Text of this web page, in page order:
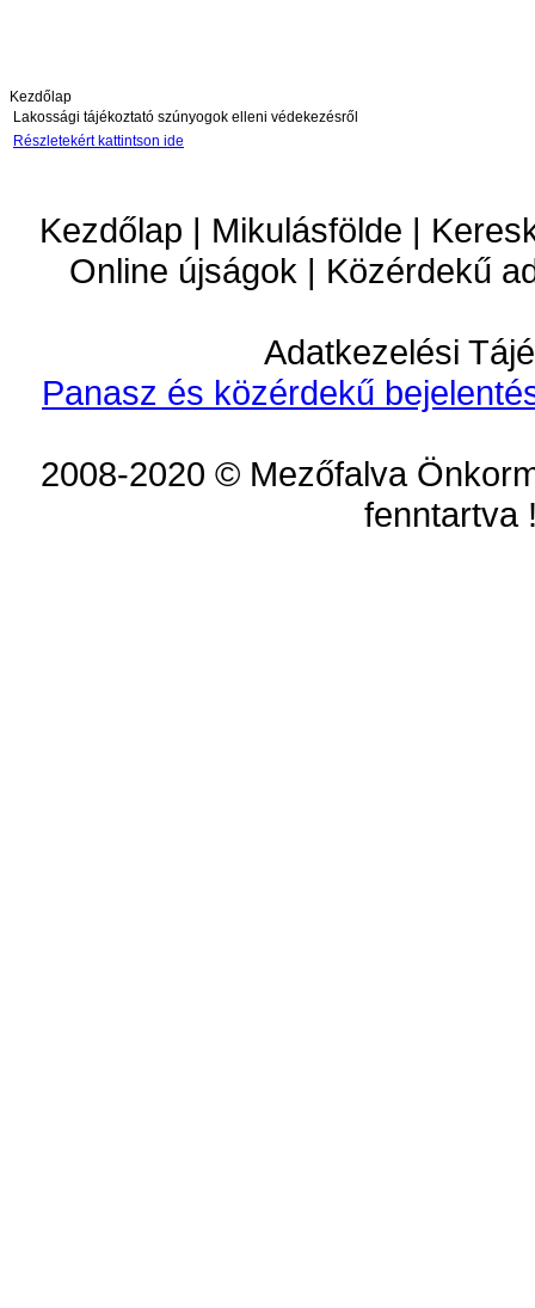
Kezdőlap
Lakossági tájékoztató szúnyogok elleni védekezésről
Részletekért kattintson ide
Kezdőlap | Mikulásfölde |
Online újságok | Közérdekű
Adatkezelési
Panasz és közérdekű
2008-2020 © Mezőfalva
fenntartva